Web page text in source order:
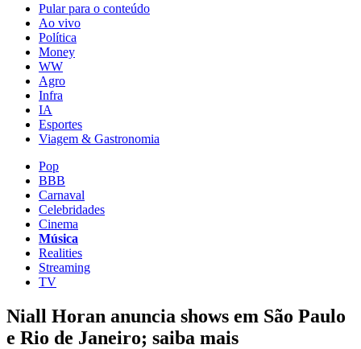
Pular para o conteúdo
Ao vivo
Política
Money
WW
Agro
Infra
IA
Esportes
Viagem & Gastronomia
Pop
BBB
Carnaval
Celebridades
Cinema
Música
Realities
Streaming
TV
Niall Horan anuncia shows em São Paulo
e Rio de Janeiro; saiba mais